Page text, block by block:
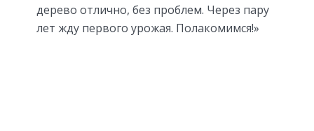
дерево отлично, без проблем. Через пару
лет жду первого урожая. Полакомимся!»